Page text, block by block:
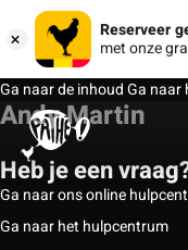
Reserveer
met onze
Ga naar de inhoudGa naar
Andy Martin
Heb je een
Ga naar ons online
Ga naar het hulpcentrum